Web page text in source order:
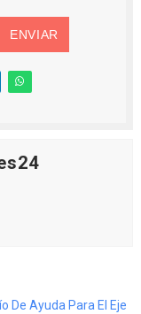
De Ayuda Para El Eje